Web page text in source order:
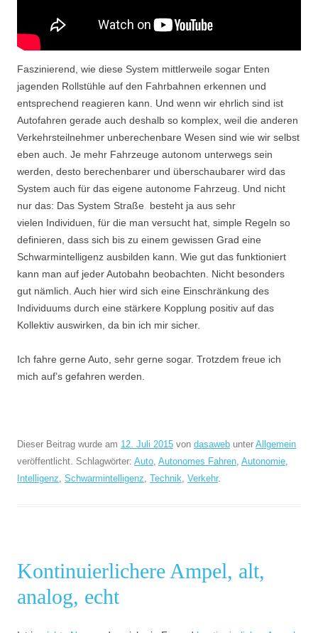
Faszinierend, wie diese System mittlerweile sogar Enten
jagenden Rollstühle auf den Fahrbahnen erkennen und
entsprechend reagieren kann. Und wenn wir ehrlich sind ist
Autofahren gerade auch deshalb so komplex, weil die anderen
Verkehrsteilnehmer unberechenbare Wesen sind wie wir selbst
eben auch. Je mehr Fahrzeuge autonom unterwegs sein
werden, desto berechenbarer und überschaubarer wird das
System auch für das eigene autonome Fahrzeug. Und nicht
nur das: Das System Straße besteht ja aus sehr
vielen Individuen, für die man versucht hat, simple Regeln so
definieren, dass sich bis zu einem gewissen Grad eine
Schwarmintelligenz ausbilden kann. Wie gut das funktioniert
kann man auf jeder Autobahn beobachten. Nicht besonders
gut nämlich. Auch hier wird sich eine Einschränkung des
Individuums durch eine stärkere Kopplung positiv auf das
Kollektiv auswirken, da bin ich mir sicher.
Ich fahre gerne Auto, sehr gerne sogar. Trotzdem freue ich
mich auf’s gefahren werden.
Dieser Beitrag wurde am 12. Juli 2015 von dasaweb unter Allgemein
veröffentlicht. Schlagwörter: Auto, Autonomes Fahren, Autonomie,
Intelligenz, Schwarmintelligenz, Technik, Verkehr.
Kontinuierlichere Ampel, alt,
analog, echt